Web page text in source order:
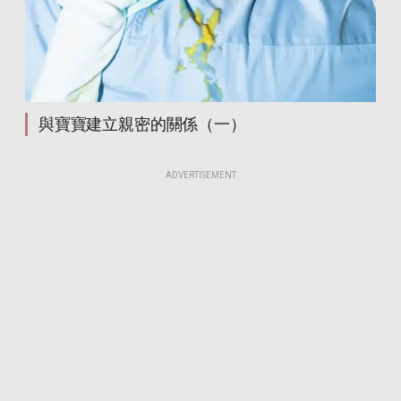
與寶寶建立親密的關係（一）
ADVERTISEMENT